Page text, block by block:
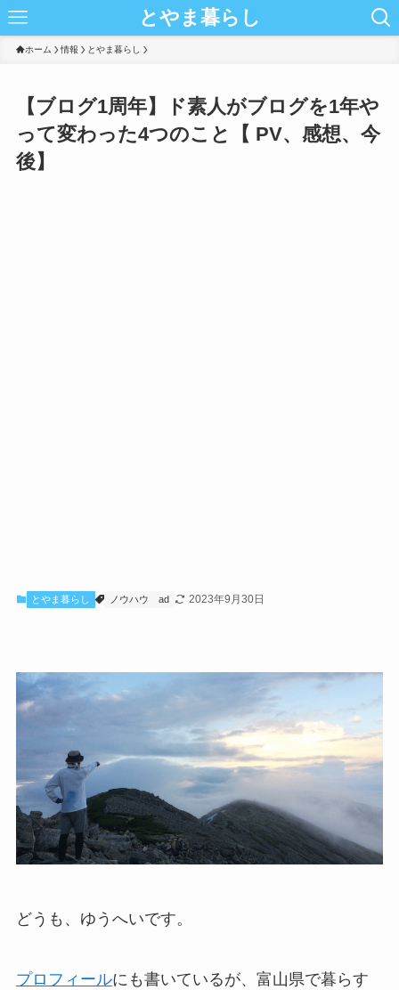
とやま暮らし
ホーム 情報 とやま暮らし
【ブログ1周年】ド素人がブログを1年や
って変わった4つのこと【 PV、感想、今
後】
とやま暮らし ノウハウ ad 2023年9月30日
どうも、ゆうへいです。
プロフィールにも書いているが、富山県で暮らす